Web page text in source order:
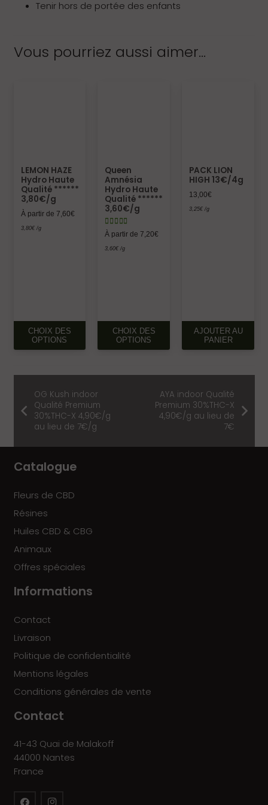
Tenir hors de portée des enfants
Vous pourriez aussi aimer…
LEMON HAZE
Hydro Haute
Qualité ******
3,80€/g
À partir de 7,60€
3,80€ /g
CHOIX DES
OPTIONS
PRODUIT
LES
OPTIONS
PEUVENT
Queen
Amnésia
Hydro Haute
Qualité ******
3,60€/g
Note4.00sur 5
À partir de7,20€
3,60€ /g
CHOIX DES
OPTIONS
LES
OPTIONS
PEUVENT
PACK LION
HIGH 13€/4g
13,00€
3,25€ /g
AJOUTER AU
PANIER
OG Kush indoor
Qualité Premium
30%THC-X 4,90€/g
au lieu de 7€/g
AYA indoor Qualité
Premium 30%THC-X
4,90€/g au lieu de
7€
Catalogue
Fleurs de CBD
Résines
Huiles CBD & CBG
Animaux
Offres spéciales
Informations
Contact
Livraison
Politique de confidentialité
Mentions légales
Conditions générales de vente
Contact
41-43 Quai de Malakoff
44000 Nantes
France
vos points